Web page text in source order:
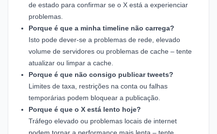
de estado para confirmar se o X está a experienciar
problemas.
Porque é que a minha timeline não carrega?
Isto pode dever-se a problemas de rede, elevado
volume de servidores ou problemas de cache – tente
atualizar ou limpar a cache.
Porque é que não consigo publicar tweets?
Limites de taxa, restrições na conta ou falhas
temporárias podem bloquear a publicação.
Porque é que o X está lento hoje?
Tráfego elevado ou problemas locais de internet